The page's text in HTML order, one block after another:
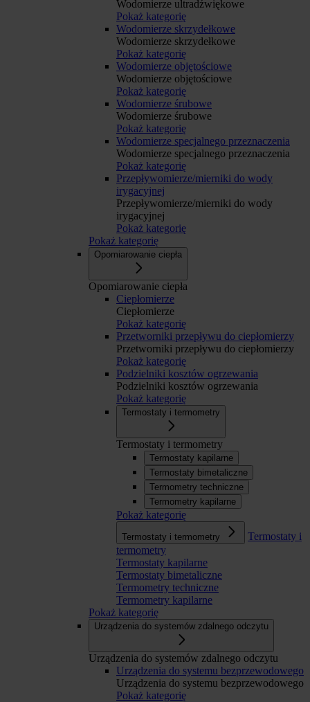
Wodomierze ultradźwiękowe
Pokaż kategorię
Wodomierze skrzydełkowe
Wodomierze skrzydełkowe
Pokaż kategorię
Wodomierze objętościowe
Wodomierze objętościowe
Pokaż kategorię
Wodomierze śrubowe
Wodomierze śrubowe
Pokaż kategorię
Wodomierze specjalnego przeznaczenia
Wodomierze specjalnego przeznaczenia
Pokaż kategorię
Przepływomierze/mierniki do wody
irygacyjnej
Przepływomierze/mierniki do wody
irygacyjnej
Pokaż kategorię
Pokaż kategorię
Opomiarowanie ciepła
Opomiarowanie ciepła
Ciepłomierze
Ciepłomierze
Pokaż kategorię
Przetworniki przepływu do ciepłomierzy
Przetworniki przepływu do ciepłomierzy
Pokaż kategorię
Podzielniki kosztów ogrzewania
Podzielniki kosztów ogrzewania
Pokaż kategorię
Termostaty i termometry
Termostaty i termometry
Termostaty kapilarne
Termostaty bimetaliczne
Termometry techniczne
Termometry kapilarne
Pokaż kategorię
Termostaty i termometry
Termostaty i
termometry
Termostaty kapilarne
Termostaty bimetaliczne
Termometry techniczne
Termometry kapilarne
Pokaż kategorię
Urządzenia do systemów zdalnego odczytu
Urządzenia do systemów zdalnego odczytu
Urządzenia do systemu bezprzewodowego
Urządzenia do systemu bezprzewodowego
Pokaż kategorię